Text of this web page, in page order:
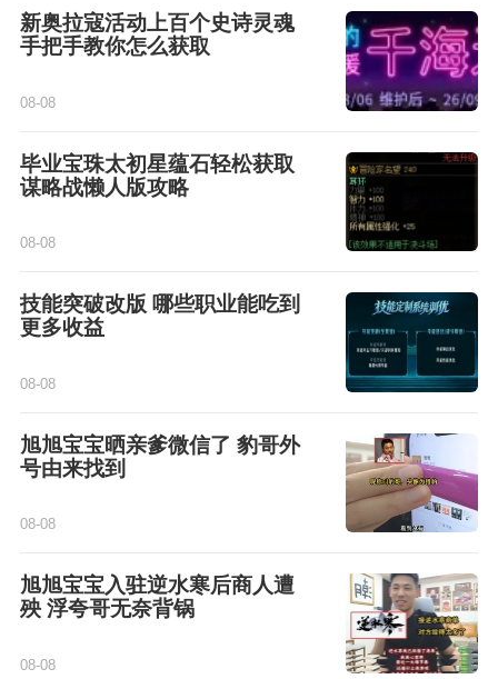
新奥拉寇活动上百个史诗灵魂
手把手教你怎么获取
08-08
毕业宝珠太初星蕴石轻松获取
谋略战懒人版攻略
08-08
技能突破改版 哪些职业能吃到
更多收益
08-08
旭旭宝宝晒亲爹微信了 豹哥外
号由来找到
08-08
旭旭宝宝入驻逆水寒后商人遭
殃 浮夸哥无奈背锅
08-08